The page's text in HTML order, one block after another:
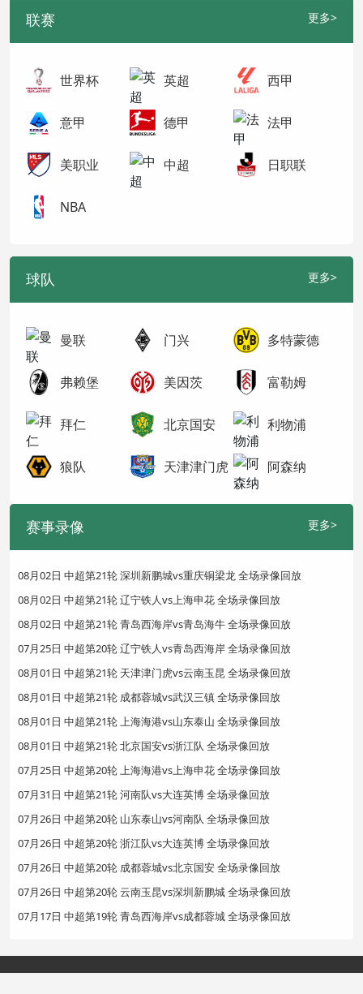
联赛 更多>
世界杯 英超 西甲
意甲 德甲 法甲
美职业 中超 日职联
NBA
球队 更多>
曼联 门兴 多特蒙德
弗赖堡 美因茨 富勒姆
拜仁 北京国安 利物浦
狼队 天津津门虎 阿森纳
赛事录像 更多>
08月02日 中超第21轮 深圳新鹏城vs重庆铜梁龙 全场录像回放
08月02日 中超第21轮 辽宁铁人vs上海申花 全场录像回放
08月02日 中超第21轮 青岛西海岸vs青岛海牛 全场录像回放
07月25日 中超第20轮 辽宁铁人vs青岛西海岸 全场录像回放
08月01日 中超第21轮 天津津门虎vs云南玉昆 全场录像回放
08月01日 中超第21轮 成都蓉城vs武汉三镇 全场录像回放
08月01日 中超第21轮 上海海港vs山东泰山 全场录像回放
08月01日 中超第21轮 北京国安vs浙江队 全场录像回放
07月25日 中超第20轮 上海海港vs上海申花 全场录像回放
07月31日 中超第21轮 河南队vs大连英博 全场录像回放
07月26日 中超第20轮 山东泰山vs河南队 全场录像回放
07月26日 中超第20轮 浙江队vs大连英博 全场录像回放
07月26日 中超第20轮 成都蓉城vs北京国安 全场录像回放
07月26日 中超第20轮 云南玉昆vs深圳新鹏城 全场录像回放
07月17日 中超第19轮 青岛西海岸vs成都蓉城 全场录像回放